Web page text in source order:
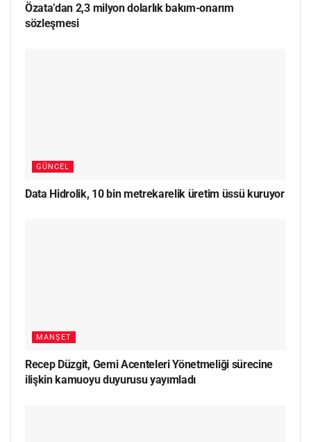
Özata’dan 2,3 milyon dolarlık bakım-onarım
sözleşmesi
GÜNCEL
Data Hidrolik, 10 bin metrekarelik üretim üssü kuruyor
MANŞET
Recep Düzgit, Gemi Acenteleri Yönetmeliği sürecine
ilişkin kamuoyu duyurusu yayımladı